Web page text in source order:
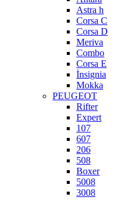
Astra h
Corsa C
Corsa D
Meriva
Combo
Corsa E
İnsignia
Mokka
PEUGEOT
Rifter
Expert
107
607
206
508
Boxer
5008
3008